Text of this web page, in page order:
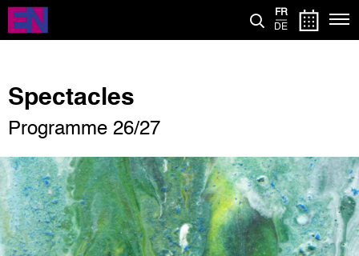
Aller
contenu
FR
DE
Spectacles
Programme 26/27